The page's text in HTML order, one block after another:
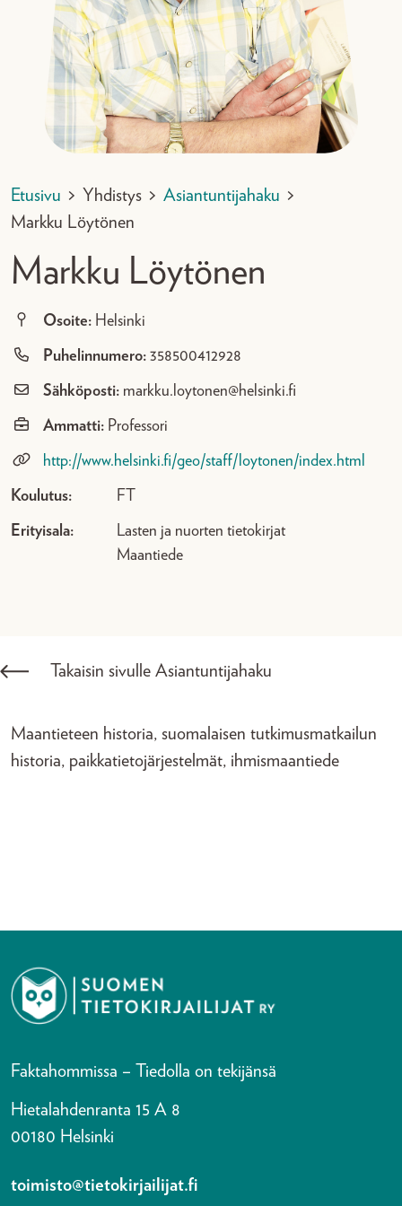
Etusivu > Yhdistys > Asiantuntijahaku >
Markku Löytönen
Markku Löytönen
Osoite: Helsinki
Puhelinnumero: 358500412928
Sähköposti: markku.loytonen@helsinki.fi
Ammatti: Professori
http://www.helsinki.fi/geo/staff/loytonen/index.html
Koulutus: FT
Erityisala:
Lasten ja nuorten tietokirjat
Maantiede
Takaisin sivulle Asiantuntijahaku
Maantieteen historia, suomalaisen tutkimusmatkailun
historia, paikkatietojärjestelmät, ihmismaantiede
Faktahommissa – Tiedolla on tekijänsä
Hietalahdenranta 15 A 8
00180 Helsinki
toimisto@tietokirjailijat.fi